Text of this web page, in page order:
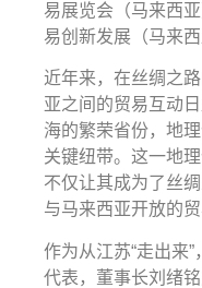
易展览会（马来西
易创新发展（马来
近年来，在丝绸之
亚之间的贸易互动
海的繁荣省份，地
关键纽带。这一地
不仅让其成为了丝
与马来西亚开放的
作为从江苏“走出来
代表，董事长刘绪